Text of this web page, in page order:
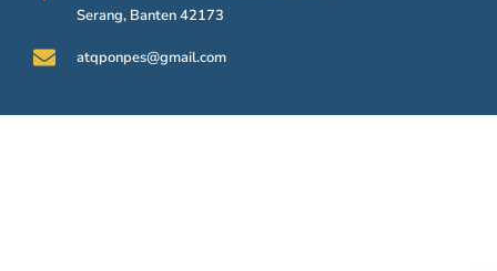
Serang, Banten 42173
atqponpes@gmail.com